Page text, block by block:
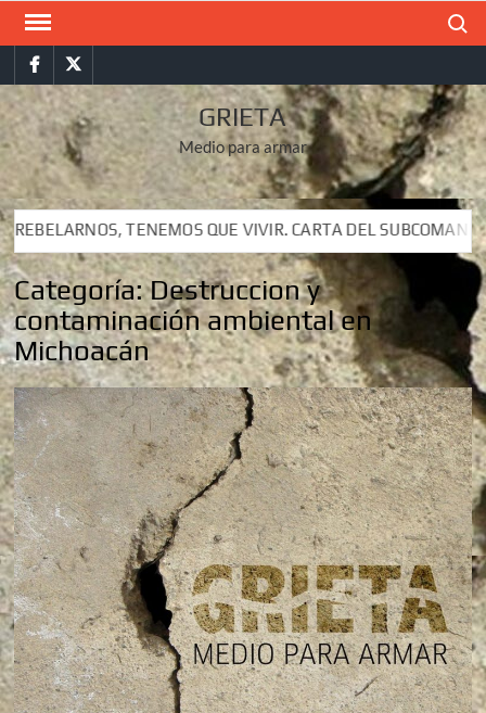
Saltar
contenidoFacebookTwitter
GRIETA
Medio para armar
CARTA DEL SUBCOMANDANTE INSURGENTE MOISÉS A LUIS
CARTA DEL SUBCOMANDANTE INSURGENTE MOISÉS A LUIS
Categoría:Destruccion y
contaminación ambiental en
Michoacán